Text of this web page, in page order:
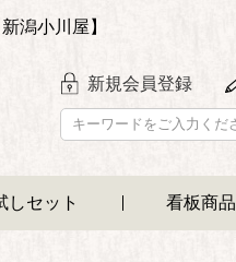
潟小川屋】
新規会員登録
しセット 看板商品